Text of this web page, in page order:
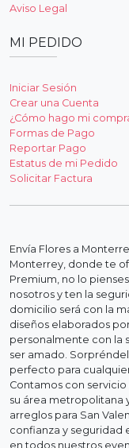
Aviso Legal
MI PEDIDO
Iniciar Sesión
Crear una Cuenta
¿Cómo hago mi
Formas de Pago
Reportar Pago
Estatus de mi Pedido
Solicitar Factura
Envía Flores a
Monterrey, donde te
Premium, no lo
nosotros y ten la
domicilio será con la
diseños elaborados
personalmente con la
ser amado.
perfecto para
Contamos con
su área metropolitana
arreglos para San
confianza y seguridad
en todos nuestros